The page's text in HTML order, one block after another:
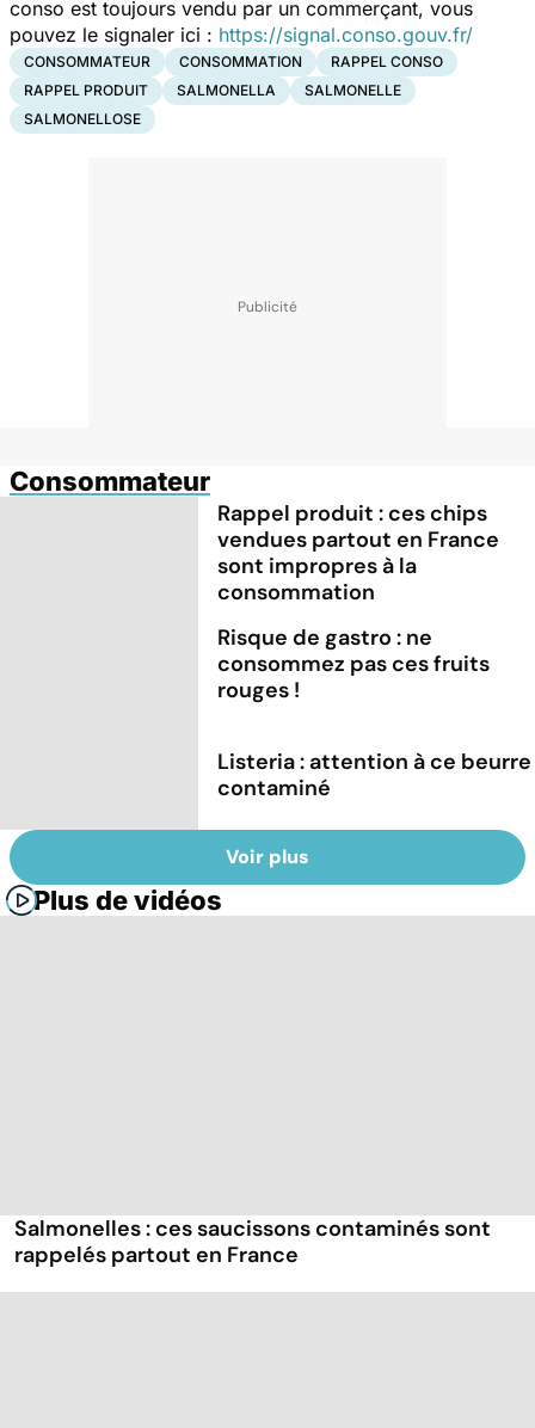
conso est toujours vendu par un commerçant, vous
pouvez le signaler ici : https://signal.conso.gouv.fr/
CONSOMMATEUR CONSOMMATION
RAPPEL CONSO
RAPPEL PRODUIT
SALMONELLA
SALMONELLE
SALMONELLOSE
Consommateur
Rappel produit : ces chips
vendues partout en France
sont impropres à la
consommation
Risque de gastro : ne
consommez pas ces fruits
rouges !
Listeria : attention à ce beurre
contaminé
Voir plus
Plus de vidéos
Salmonelles : ces saucissons contaminés sont
rappelés partout en France